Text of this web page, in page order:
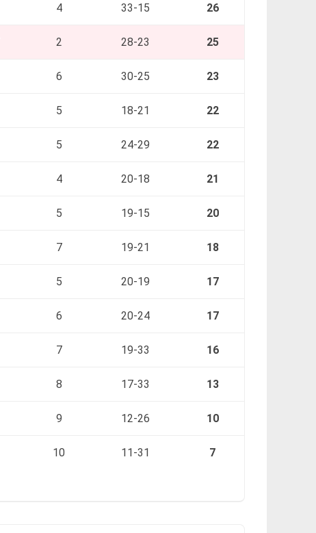
4 33-15 26
2 28-23 25
6 30-25 23
5 18-21 22
5 24-29 22
4 20-18 21
5 19-15 20
7 19-21 18
5 20-19 17
6 20-24 17
7 19-33 16
8 17-33 13
9 12-26 10
10 11-31 7